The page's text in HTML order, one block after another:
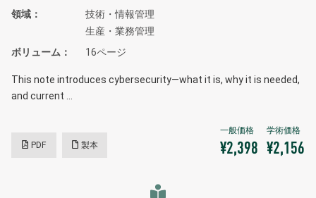
領域
技術・情報管理
生産・業務管理
ボリューム
16ページ
This note introduces cybersecurity—what it is, why it is needed,
and current …
PDF 製本 ¥2,398 ¥2,156